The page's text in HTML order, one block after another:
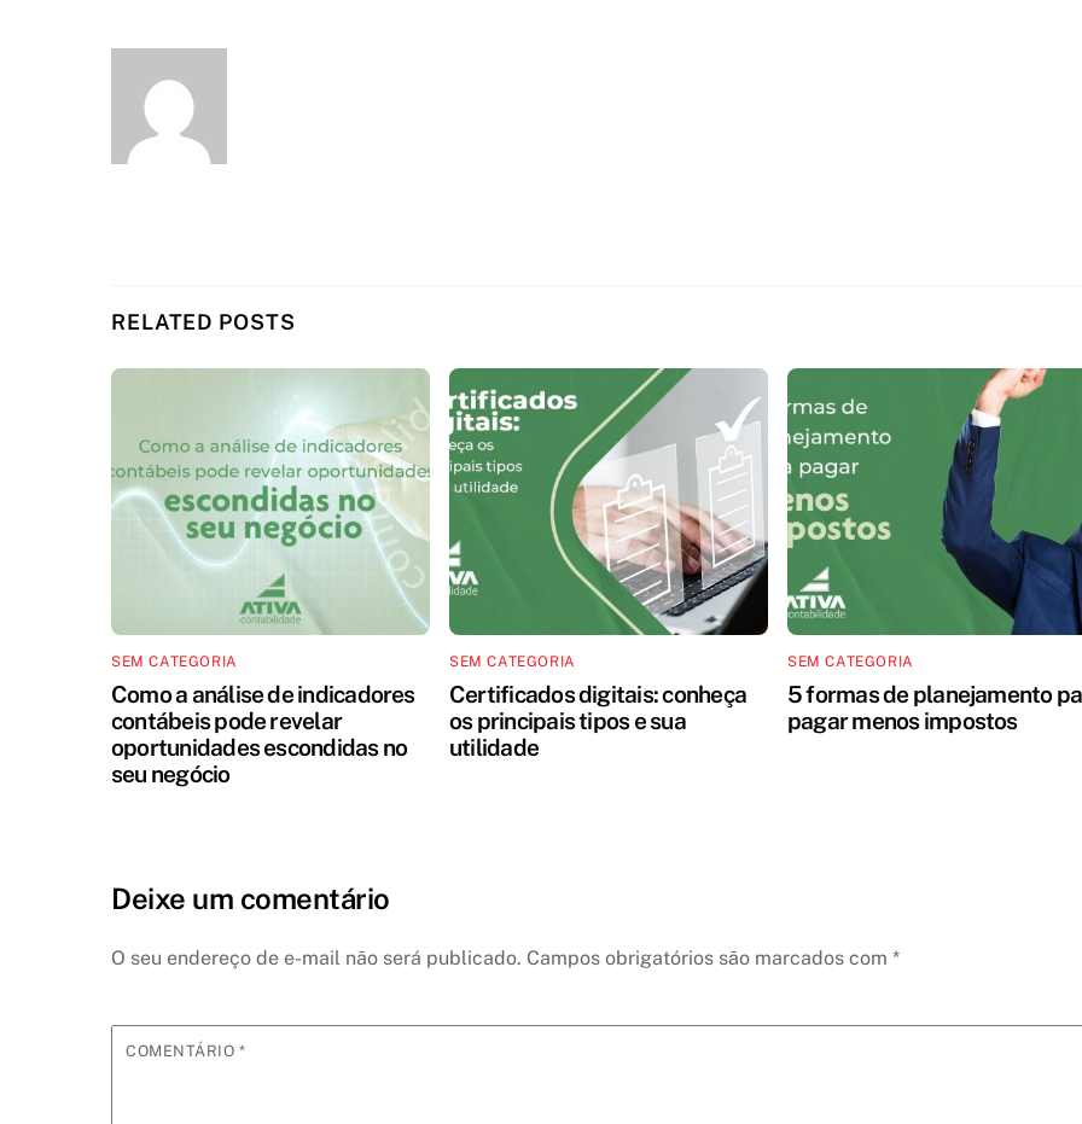
RELATED POSTS
SEM CATEGORIA
Como a análise de indicadores
contábeis pode revelar
oportunidades escondidas no
seu negócio
SEM CATEGORIA
Certificados digitais: conheça
os principais tipos e sua
utilidade
SEM CATEGORIA
5 formas de planejamento
pagar menos impostos
Deixe um comentário
O seu endereço de e-mail não será publicado. Campos obrigatórios são marcados com *
COMENTÁRIO *